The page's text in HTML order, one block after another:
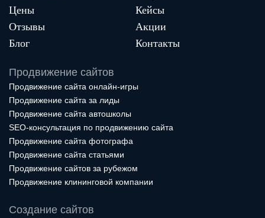
Цены
Кейсы
Отзывы
Акции
Блог
Контакты
Продвижение сайтов
Продвижение сайта онлайн-игры
Продвижение сайта за лиды
Продвижение сайта автошколы
SEO-консультация по продвижению сайта
Продвижение сайта фотографа
Продвижение сайта статьями
Продвижение сайтов за рубежом
Продвижение клининговой компании
Создание сайтов